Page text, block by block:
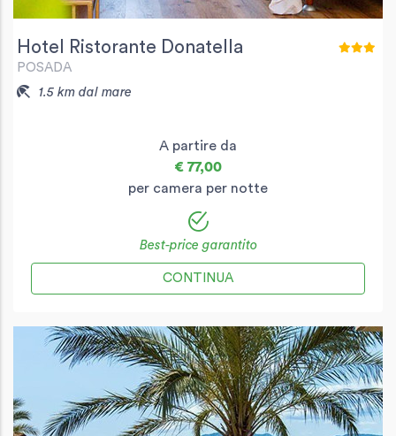
Hotel Ristorante Donatella
POSADA
1.5 km dal mare
A partire da
€ 77,00
per camera per notte
Best-price garantito
CONTINUA